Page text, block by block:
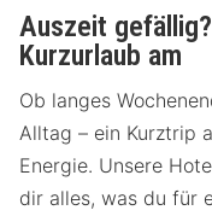
Auszeit
Kurzurlaub am
Ob langes
Alltag – ein Kurztrip
Energie. Unsere
dir alles, was du für